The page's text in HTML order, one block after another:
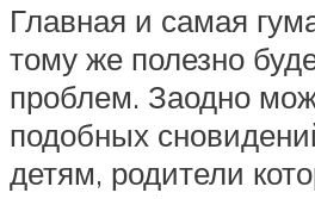
Главная и самая
тому же полезно
проблем. Заодно
подобных
детям, родители